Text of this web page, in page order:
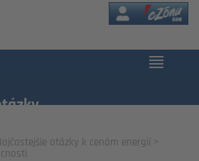
eZóna
otázky k cenám energií